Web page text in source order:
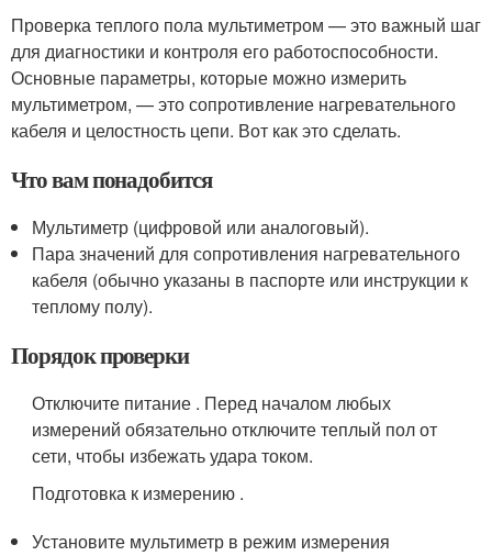
Проверка теплого пола мультиметром — это важный шаг
для диагностики и контроля его работоспособности.
Основные параметры, которые можно измерить
мультиметром, — это сопротивление нагревательного
кабеля и целостность цепи. Вот как это сделать.
Что вам понадобится
Мультиметр (цифровой или аналоговый).
Пара значений для сопротивления нагревательного
кабеля (обычно указаны в паспорте или инструкции к
теплому полу).
Порядок проверки
Отключите питание . Перед началом любых
измерений обязательно отключите теплый пол от
сети, чтобы избежать удара током.
Подготовка к измерению .
Установите мультиметр в режим измерения